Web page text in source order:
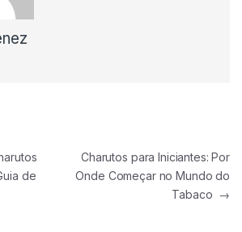
Post
de
Charutos para Iniciantes: Por
Onde Começar no Mundo do
Tabaco →